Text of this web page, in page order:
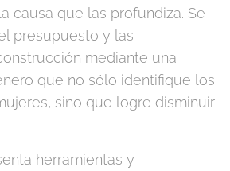
causa que las profundiza. Se
presupuesto y las
mediante una
que no sólo identifique los
sino que logre disminuir
herramientas y